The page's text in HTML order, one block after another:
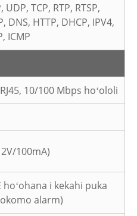
UDP, TCP, RTP, RTSP,
DNS, HTTP, DHCP, IPV4,
ICMP
10/100 Mbps hoʻololi
100mA)
hoʻohana i kekahi puka
alarm)